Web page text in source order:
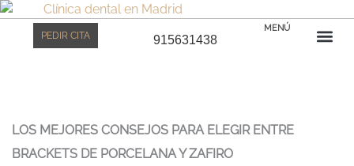
Ir
contenido
PEDIR CITA 915631438
MENÚ
Clínica dental Bernabéu
LOS MEJORES CONSEJOS PARA ELEGIR ENTRE
BRACKETS DE PORCELANA Y ZAFIRO